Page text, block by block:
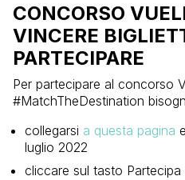
CONCORSO
VINCERE
PARTECIPARE
Per partecipare al concorso
#MatchTheDestination
collegarsi a questa pagina
luglio 2022
cliccare sul tasto Partecipa